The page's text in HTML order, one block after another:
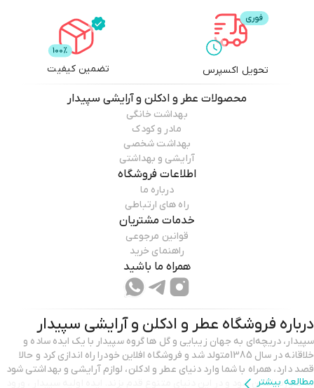
تحویل اکسپرس تضمین کیفیت
محصولات عطر و ادکلن و آرایشی سپیدار
بهداشت خانگی
مادر و کودک
بهداشت شخصی
آرایشی و بهداشتی
اطلاعات فروشگاه
درباره ما
راه های ارتباطی
خدمات مشتریان
قوانین مرجوعی
راهنمای خرید
همراه ما باشید
درباره فروشگاه عطر و ادکلن و آرایشی سپیدار
سپیدار، دریچه‌ای به جهان زیبایی و گل ها گروه سپیدار با یک ایده‌ ساده و
خلاقانه در سال 1385متولد شد و فروشگاه افلاین خودرا راه اندازی کرد و حالا
قصد دارد، همراه با شما وارد دنیای عطر و ادکلن، لوازم آرایشی و بهداشتی شود
مطالعه بیشتر